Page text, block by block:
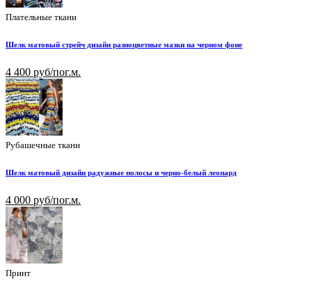
Плательные ткани
Шелк матовый стрейч дизайн разноцветные мазки на черном фоне
4 400 руб/пог.м.
Рубашечные ткани
Шелк матовый дизайн радужные полосы и черно-белый леопард
4 000 руб/пог.м.
Принт